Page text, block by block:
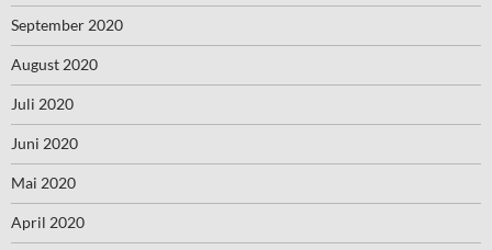
September 2020
August 2020
Juli 2020
Juni 2020
Mai 2020
April 2020